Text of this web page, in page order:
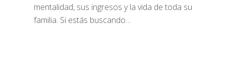
mentalidad, sus ingresos y la vida de toda su
familia. Si estás buscando…